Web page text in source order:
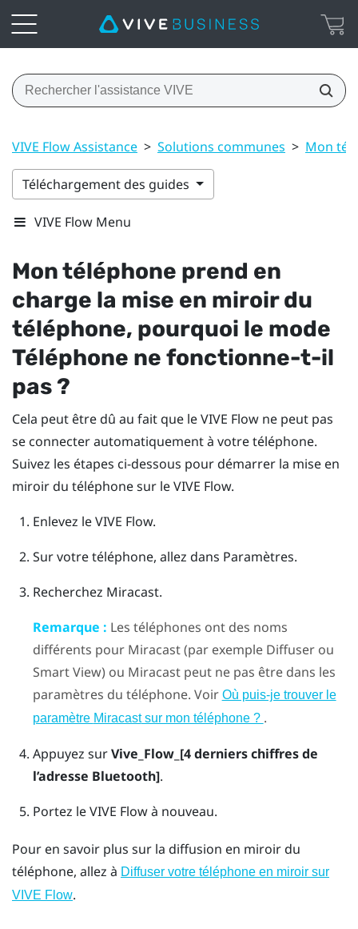
VIVE Flow Assistance > Solutions communes > Mon
Téléchargement des guides
VIVE Flow Menu
Mon téléphone prend en
charge la mise en miroir du
téléphone, pourquoi le mode
Téléphone ne fonctionne-t-il
pas ?
Cela peut être dû au fait que leVIVE Flow ne peut pas
se connecter automatiquement à votre téléphone.
Suivez les étapes ci-dessous pour démarrer la mise en
miroir du téléphone sur leVIVE Flow.
Enlevez leVIVE Flow.
Sur votre téléphone, allez dans Paramètres.
Recherchez Miracast.
Remarque : Les téléphones ont des noms
différents pour Miracast(par exemple Diffuser ou
Smart View) ou Miracastpeut ne pas être dans les
paramètres du téléphone. Voir Où puis-je trouver le
paramètre Miracastsur mon téléphone ? .
Appuyez surVive_Flow_[4 derniers chiffres de
l’adresse Bluetooth].
Portez leVIVE Flowà nouveau.
Pour en savoir plus sur la diffusion en miroir du
téléphone, allez à Diffuser votre téléphone en miroir sur
VIVE Flow.